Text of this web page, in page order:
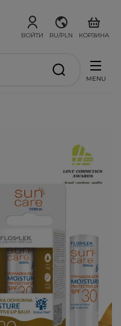
ВОЙТИ RU/PLN КОРЗИНА
MENU